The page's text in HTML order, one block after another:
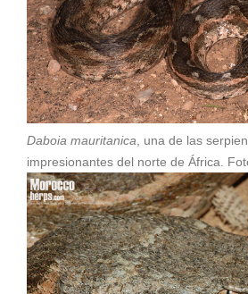
Daboia mauritanica, una de las
impresionantes del norte de África.